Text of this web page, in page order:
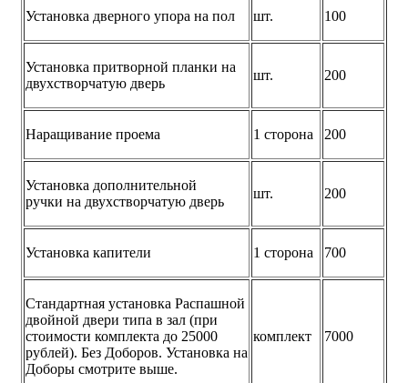
Установка дверного упора на пол шт. 100
Установка притворной планки на
двухстворчатую дверь
шт. 200
Наращивание проема 1 сторона 200
Установка дополнительной
ручки на двухстворчатую дверь
шт. 200
Установка капители 1 сторона 700
Стандартная установка Распашной
двойной двери типа в зал (при
стоимости комплекта до 25000
рублей). Без Доборов. Установка на
Доборы смотрите выше.
комплект 7000